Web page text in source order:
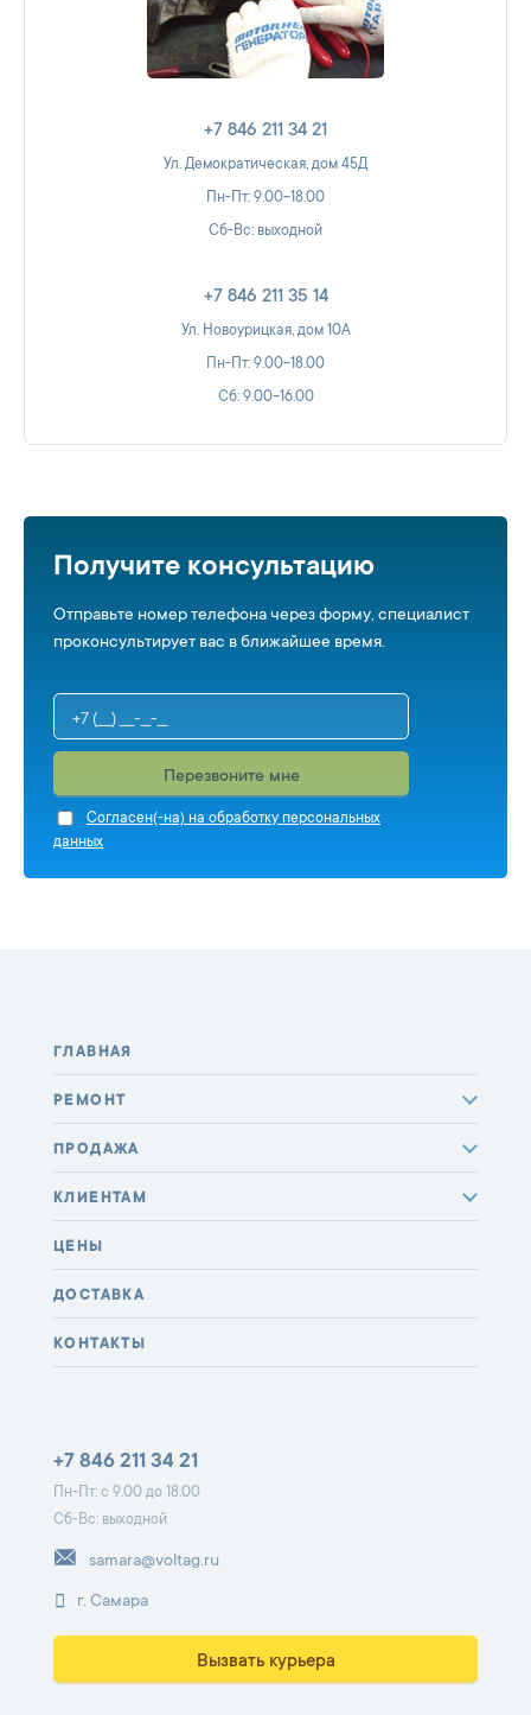
+7 846 211 34 21
Ул. Демократическая, дом 45Д
Пн-Пт: 9.00-18.00
Сб-Вс: выходной
+7 846 211 35 14
Ул. Новоурицкая, дом 10А
Пн-Пт: 9.00-18.00
Сб: 9.00-16.00
Получите консультацию
Отправьте номер телефона через форму, специалист
проконсультирует вас в ближайшее время.
Перезвоните мне
Cогласен(-на) на обработку персональных
данных
ГЛАВНАЯ
РЕМОНТ
ПРОДАЖА
КЛИЕНТАМ
ЦЕНЫ
ДОСТАВКА
КОНТАКТЫ
+7 846 211 34 21
Пн-Пт: с 9.00 до 18.00
Сб-Вс: выходной
samara@voltag.ru
г. Самара
Вызвать курьера